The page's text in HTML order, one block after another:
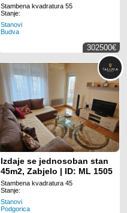
Stambena kvadratura 55
Stanje:
Stanovi
Budva
302500€
Izdaje se jednosoban stan
45m2, Zabjelo | ID: ML 1505
Stambena kvadratura 45
Stanje:
Stanovi
Podgorica